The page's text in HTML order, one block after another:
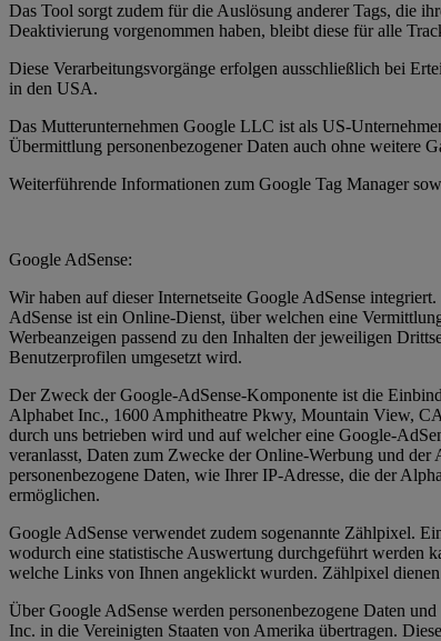
Das Tool sorgt zudem für die Auslösung anderer Tags, die
Deaktivierung vorgenommen haben, bleibt diese für alle
Diese Verarbeitungsvorgänge erfolgen ausschließlich bei
in den USA.
Das Mutterunternehmen Google LLC ist als US-
Übermittlung personenbezogener Daten auch ohne weitere
Weiterführende Informationen zum Google Tag Manager
Google AdSense:
Wir haben auf dieser Internetseite Google AdSense
AdSense ist ein Online-Dienst, über welchen eine
Werbeanzeigen passend zu den Inhalten der jeweiligen
Benutzerprofilen umgesetzt wird.
Der Zweck der Google-AdSense-Komponente ist die
Alphabet Inc., 1600 Amphitheatre Pkwy, Mountain View,
durch uns betrieben wird und auf welcher eine Google-
veranlasst, Daten zum Zwecke der Online-Werbung und
personenbezogene Daten, wie Ihrer IP-Adresse, die der
ermöglichen.
Google AdSense verwendet zudem sogenannte Zählpixel.
wodurch eine statistische Auswertung durchgeführt werden
welche Links von Ihnen angeklickt wurden. Zählpixel
Über Google AdSense werden personenbezogene Daten
Inc. in die Vereinigten Staaten von Amerika übertragen.